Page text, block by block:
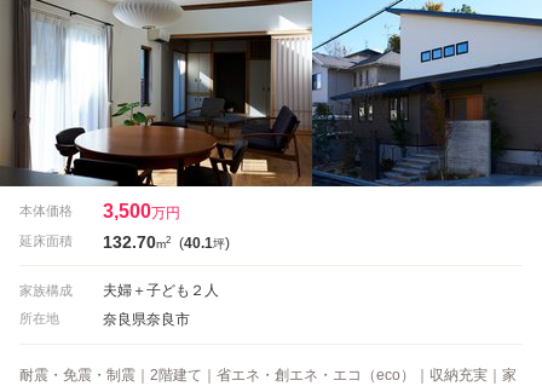
本体価格 3,500万円
延床面積 132.70m2 (40.1坪)
家族構成 夫婦＋子ども２人
所在地 奈良県奈良市
耐震・免震・制震｜2階建て｜省エネ・創エネ・エコ（eco）｜収納充実｜家